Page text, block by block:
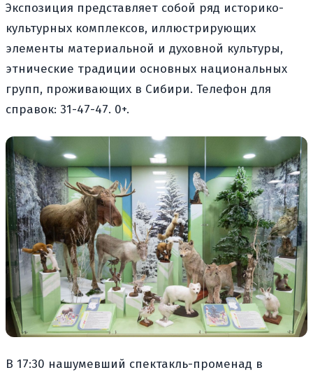
Экспозиция представляет собой ряд историко-
культурных комплексов, иллюстрирующих
элементы материальной и духовной культуры,
этнические традиции основных национальных
групп, проживающих в Сибири. Телефон для
справок: 31-47-47. 0+.
В 17:30 нашумевший спектакль-променад в